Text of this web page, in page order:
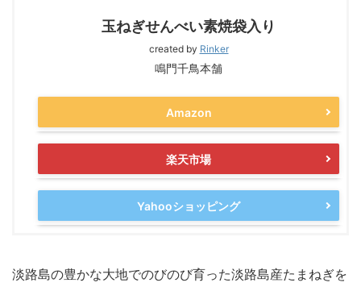
玉ねぎせんべい素焼袋入り
created by Rinker
鳴門千鳥本舗
Amazon
楽天市場
Yahooショッピング
淡路島の豊かな大地でのびのび育った淡路島産たまねぎを